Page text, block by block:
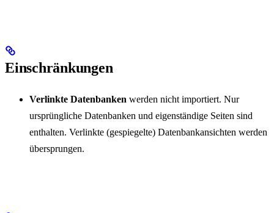
Einschränkungen
Verlinkte Datenbanken werden nicht importiert. Nur
ursprüngliche Datenbanken und eigenständige Seiten sind
enthalten. Verlinkte (gespiegelte) Datenbankansichten werden
übersprungen.